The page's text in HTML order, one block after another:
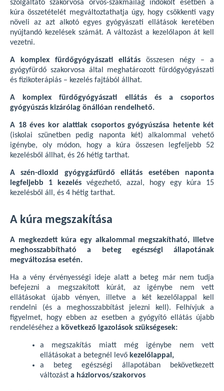
szolgáltató szakorvosa orvos-szakmailag indokolt esetben a
kúra összetételét megváltoztathatja úgy, hogy csökkenti vagy
növeli az azt alkotó egyes gyógyászati ellátások keretében
nyújtandó kezelések számát. A változást a kezelőlapon át kell
vezetni.
A komplex fürdőgyógyászati ellátás összesen négy – a
gyógyfürdő szakorvosa által meghatározott fürdőgyógyászati
és fizikoterápiás – kezelés fajtából állhat.
A komplex fürdőgyógyászati ellátás és a csoportos
gyógyúszás kizárólag önállóan rendelhető.
A 18 éves kor alattiak csoportos gyógyúszása hetente két
(iskolai szünetben pedig naponta két) alkalommal vehető
igénybe, oly módon, hogy a kúra összesen legfeljebb 52
kezelésből állhat, és 26 hétig tarthat.
A szén-dioxid gyógygázfürdő ellátás esetében naponta
legfeljebb 1 kezelés végezhető, azzal, hogy egy kúra 15
kezelésből áll, és 4 hétig tarthat.
A kúra megszakítása
A megkezdett kúra egy alkalommal megszakítható, illetve
meghosszabbítható a beteg egészségi állapotának
megváltozása esetén.
Ha a vény érvényességi ideje alatt a beteg már nem tudja
befejezni a megszakított kúrát, az igénybe nem vett
ellátásokat újabb vényen, illetve a két kezelőlappal kell
rendelni (és a meghosszabbítást jelezni kell). Felhívjuk a
figyelmet, hogy ebben az esetben a gyógyító ellátás újabb
rendeléséhez a következő igazolások szükségesek:
a megszakítás miatt még igénybe nem vett
ellátásokat a betegnél levő kezelőlappal,
a beteg egészségi állapotában bekövetkezett
változást a háziorvos/szakorvos